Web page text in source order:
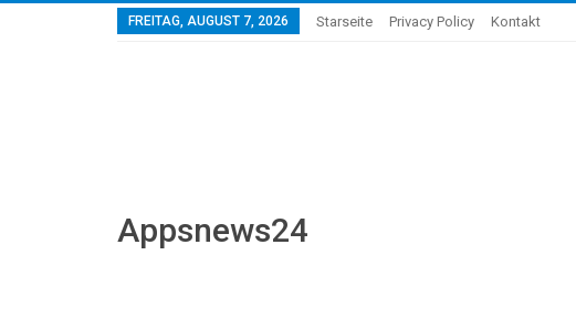
FREITAG, AUGUST 7, 2026 Starseite Privacy Policy Kontakt
Appsnews24